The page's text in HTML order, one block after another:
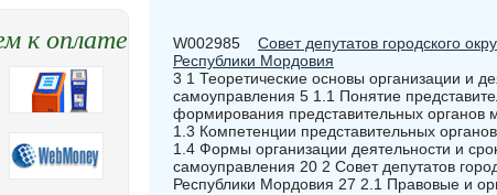
W002985 Совет депутатов городского
Республики Мордовия
3 1 Теоретические основы организации и
самоуправления 5 1.1 Понятие
формирования представительных органов
1.3 Компетенции представительных
1.4 Формы организации деятельности и
самоуправления 20 2 Совет депутатов
Республики Мордовия 27 2.1 Правовые и
к оплате